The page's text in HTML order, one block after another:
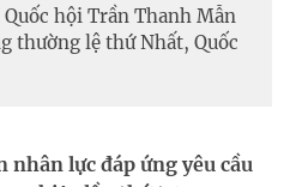
hội Trần Thanh Mẫn
thường lệ thứ Nhất, Quốc
nhân lực đáp ứng yêu cầu